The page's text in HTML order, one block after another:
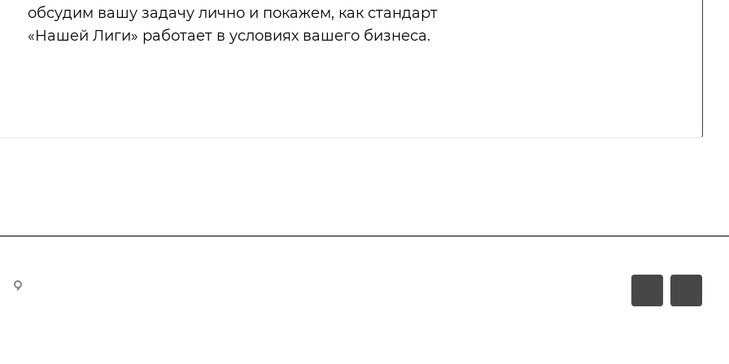
обсудим вашу задачу лично и покажем, как стандарт
«Нашей Лиги» работает в условиях вашего бизнеса.